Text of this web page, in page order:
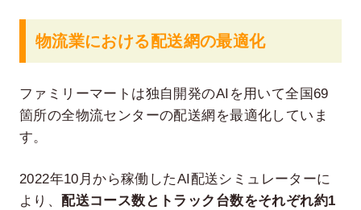
物流業における配送網の最適化
ファミリーマートは独自開発のAIを用いて全国69
箇所の全物流センターの配送網を最適化していま
す。
2022年10月から稼働したAI配送シミュレーターに
より、 配送コース数とトラック台数をそれぞれ約1